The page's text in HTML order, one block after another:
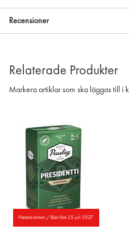
Recensioner
Relaterade Produkter
Markera artiklar som ska läggas till i
Parasta ennen / Bäst före 25 juli 2027